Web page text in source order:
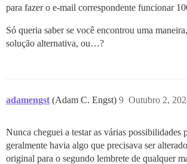
para fazer o e-mail correspondente funcionar
Só queria saber se você encontrou uma
solução alternativa, ou…?
adamengst (Adam C. Engst) Outubro 2,
9
Nunca cheguei a testar as várias possibilidades
geralmente havia algo que precisava ser
original para o segundo lembrete de qualquer